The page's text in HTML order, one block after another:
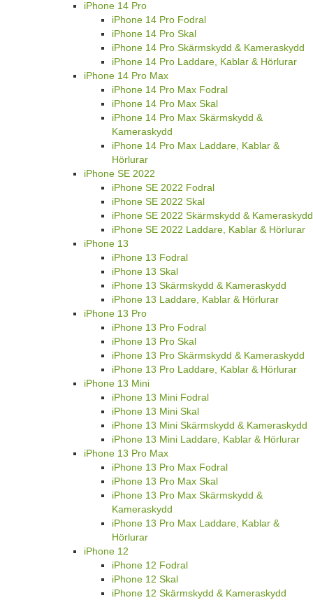
iPhone 14 Pro
iPhone 14 Pro Fodral
iPhone 14 Pro Skal
iPhone 14 Pro Skärmskydd & Kameraskydd
iPhone 14 Pro Laddare, Kablar & Hörlurar
iPhone 14 Pro Max
iPhone 14 Pro Max Fodral
iPhone 14 Pro Max Skal
iPhone 14 Pro Max Skärmskydd &
Kameraskydd
iPhone 14 Pro Max Laddare, Kablar &
Hörlurar
iPhone SE 2022
iPhone SE 2022 Fodral
iPhone SE 2022 Skal
iPhone SE 2022 Skärmskydd & Kameraskydd
iPhone SE 2022 Laddare, Kablar & Hörlurar
iPhone 13
iPhone 13 Fodral
iPhone 13 Skal
iPhone 13 Skärmskydd & Kameraskydd
iPhone 13 Laddare, Kablar & Hörlurar
iPhone 13 Pro
iPhone 13 Pro Fodral
iPhone 13 Pro Skal
iPhone 13 Pro Skärmskydd & Kameraskydd
iPhone 13 Pro Laddare, Kablar & Hörlurar
iPhone 13 Mini
iPhone 13 Mini Fodral
iPhone 13 Mini Skal
iPhone 13 Mini Skärmskydd & Kameraskydd
iPhone 13 Mini Laddare, Kablar & Hörlurar
iPhone 13 Pro Max
iPhone 13 Pro Max Fodral
iPhone 13 Pro Max Skal
iPhone 13 Pro Max Skärmskydd &
Kameraskydd
iPhone 13 Pro Max Laddare, Kablar &
Hörlurar
iPhone 12
iPhone 12 Fodral
iPhone 12 Skal
iPhone 12 Skärmskydd & Kameraskydd